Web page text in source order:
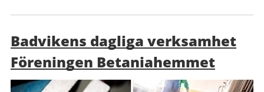
Badvikens dagliga verksamhet
Föreningen Betaniahemmet